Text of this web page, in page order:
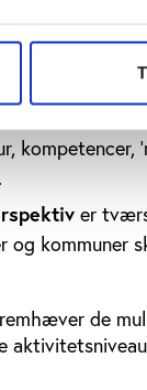
er fleksibilitet,
af et
kompetencer,
er
og
de